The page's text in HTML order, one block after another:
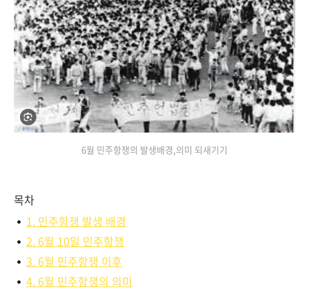
6월 민주항쟁의 발생배경,의미 되새기기
목차
1. 민주항쟁 발생 배경
2. 6월 10일 민주항쟁
3. 6월 민주항쟁 이후
4. 6월 민주항쟁의 의미